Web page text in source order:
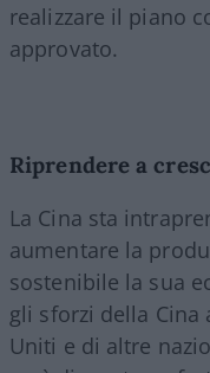
realizzare il piano
approvato.
Riprendere a
La Cina sta
aumentare la
sostenibile la sua
gli sforzi della Cina
Uniti e di altre